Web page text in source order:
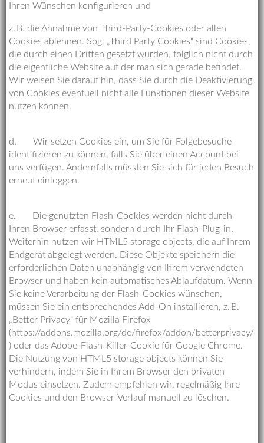
Ihren Wünschen konfigurieren und
z. B. die Annahme von Third-Party-Cookies oder allen
Cookies ablehnen. Sog. „Third Party Cookies“ sind Cookies,
die durch einen Dritten gesetzt wurden, folglich nicht durch
die eigentliche Website auf der man sich gerade befindet.
Wir weisen Sie darauf hin, dass Sie durch die Deaktivierung
von Cookies eventuell nicht alle Funktionen dieser Website
nutzen können.
d. Wir setzen Cookies ein, um Sie für Folgebesuche
identifizieren zu können, falls Sie über einen Account bei
uns verfügen. Andernfalls müssten Sie sich für jeden Besuch
erneut einloggen.
e. Die genutzten Flash-Cookies werden nicht durch
Ihren Browser erfasst, sondern durch Ihr Flash-Plug-in.
Weiterhin nutzen wir HTML5 storage objects, die auf Ihrem
Endgerät abgelegt werden. Diese Objekte speichern die
erforderlichen Daten unabhängig von Ihrem verwendeten
Browser und haben kein automatisches Ablaufdatum. Wenn
Sie keine Verarbeitung der Flash-Cookies wünschen,
müssen Sie ein entsprechendes Add-On installieren, z. B.
„Better Privacy“ für Mozilla Firefox
(https://addons.mozilla.org/de/firefox/addon/betterprivacy/
) oder das Adobe-Flash-Killer-Cookie für Google Chrome.
Die Nutzung von HTML5 storage objects können Sie
verhindern, indem Sie in Ihrem Browser den privaten
Modus einsetzen. Zudem empfehlen wir, regelmäßig Ihre
Cookies und den Browser-Verlauf manuell zu löschen.